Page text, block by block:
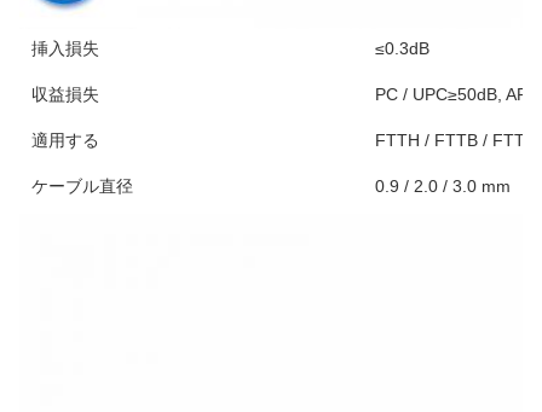
挿入損失 ≤0.3dB
収益損失 PC / UPC≥50dB,
適用する FTTH / FTTB / FTTx
ケーブル直径 0.9 / 2.0 / 3.0 mm